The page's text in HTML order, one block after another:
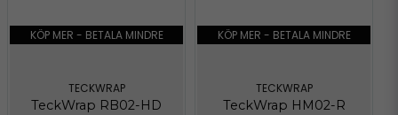
KÖP MER - BETALA MINDRE
TECKWRAP
TeckWrap RB02-HD
KÖP MER - BETALA MINDRE
TECKWRAP
TeckWrap HM02-R